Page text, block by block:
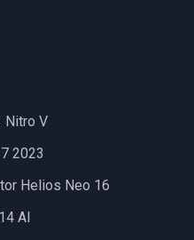
Nitro V
2023
Helios Neo 16
AI